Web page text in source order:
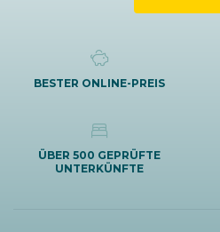
BESTER ONLINE-PREIS
ÜBER 500 GEPRÜFTE
UNTERKÜNFTE